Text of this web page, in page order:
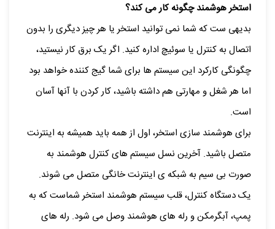
استخر هوشمند چگونه کار می کند؟
بدیهی ست که شما نمی توانید استخر یا هر چیز دیگری را بدون
اتصال به کنترل یا سوئیچ اداره کنید. اگر یک برق کار نیستید،
چگونگی کارکرد این سیستم ها برای شما گیج کننده خواهد بود
اما هر شغل و مهارتی هم داشته باشید، کار کردن با آنها آسان
است.
برای هوشمند سازی استخر، اول از همه باید همیشه به اینترنت
متصل باشید. آخرین نسل سیستم های کنترل هوشمند به
صورت بی سیم به شبکه ی اینترنت خانگی متصل می شوند.
یک دستگاه کنترل، قلب سیستم هوشمند استخر شماست که به
پمپ، آبگرمکن و رله های هوشمند وصل می شود. رله های